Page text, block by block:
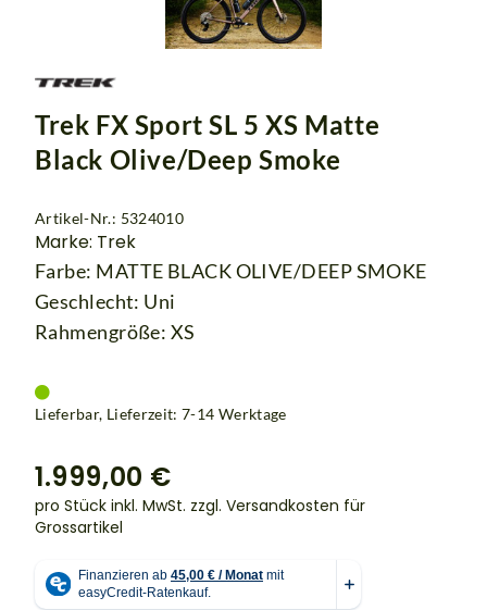
Trek FX Sport SL 5 XS Matte
Black Olive/Deep Smoke
Artikel-Nr.: 5324010
Marke: Trek
Farbe: MATTE BLACK OLIVE/DEEP SMOKE
Geschlecht: Uni
Rahmengröße: XS
Lieferbar, Lieferzeit: 7-14 Werktage
1.999,00 €
pro Stück inkl. MwSt. zzgl. Versandkosten für
Grossartikel